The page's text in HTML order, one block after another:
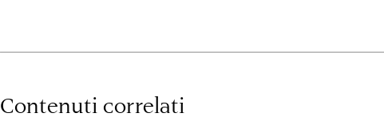
Contenuti correlati